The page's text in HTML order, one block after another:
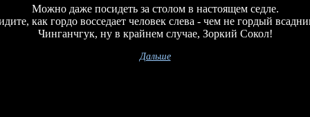
Можно даже посидеть за столом в настоящем седле.
как гордо восседает человек слева - чем не гордый
Чинганчгук, ну в крайнем случае, Зоркий Сокол!
Дальше